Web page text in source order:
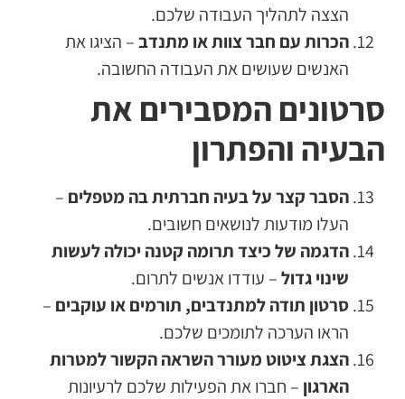
הצצה לתהליך העבודה שלכם.
הכרות עם חבר צוות או מתנדב– הציגו את
האנשים שעושים את העבודה החשובה.
סרטונים המסבירים את
הבעיה והפתרון
הסבר קצר על בעיה חברתית בה מטפלים –
העלו מודעות לנושאים חשובים.
הדגמה של כיצד תרומה קטנה יכולה לעשות
שינוי גדול– עודדו אנשים לתרום.
סרטון תודה למתנדבים, תורמים או עוקבים –
הראו הערכה לתומכים שלכם.
הצגת ציטוט מעורר השראה הקשור למטרות
הארגון – חברו את הפעילות שלכם לרעיונות